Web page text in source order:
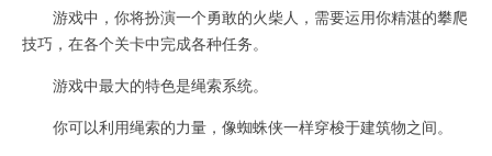
游戏中，你将扮演一个勇敢的火柴人，需要运用你精湛的攀爬
技巧，在各个关卡中完成各种任务。
游戏中最大的特色是绳索系统。
你可以利用绳索的力量，像蜘蛛侠一样穿梭于建筑物之间。